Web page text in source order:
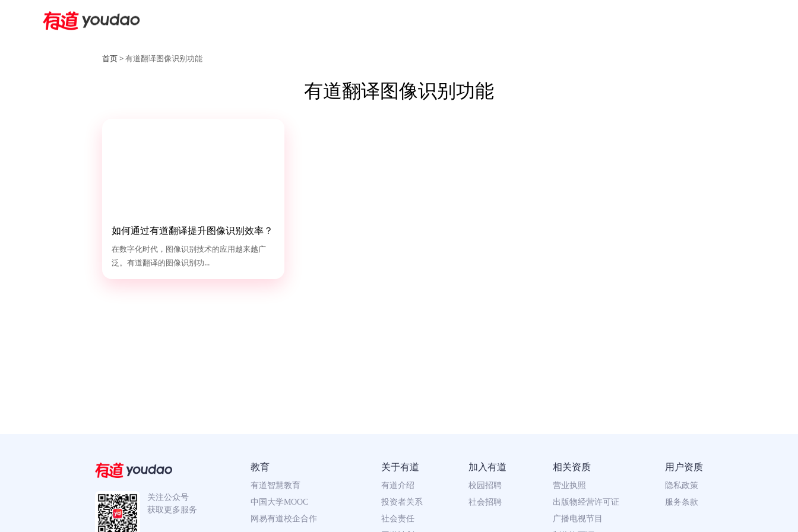
首页> 有道翻译图像识别功能
有道翻译图像识别功能
如何通过有道翻译提升图像识别效率？
在数字化时代，图像识别技术的应用越来越广
泛。有道翻译的图像识别功...
关注公众号
获取更多服务
教育
有道智慧教育
中国大学MOOC
网易有道校企合作
关于有道
有道介绍
投资者关系
社会责任
加入有道
校园招聘
社会招聘
相关资质
营业执照
出版物经营许可证
广播电视节目
用户资质
隐私政策
服务条款